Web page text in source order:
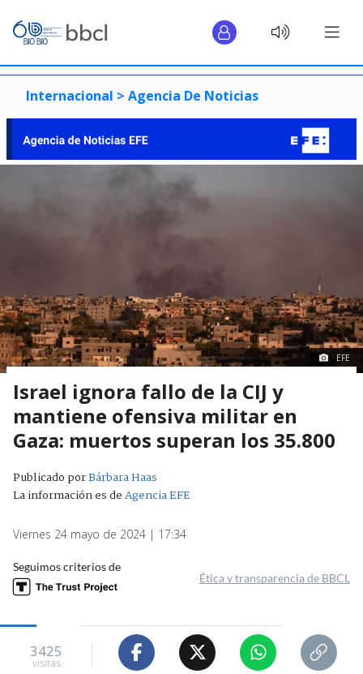
Internacional > Agencia De Noticias
EFE
Israel ignora fallo de la CIJ y
mantiene ofensiva militar en
Gaza: muertos superan los 35.800
Publicado porBárbara Haas
La información es deAgencia EFE
Viernes 24 mayo de 2024 | 17:34
Seguimos criterios de
Ética y transparencia de BBCL
3425
visitas